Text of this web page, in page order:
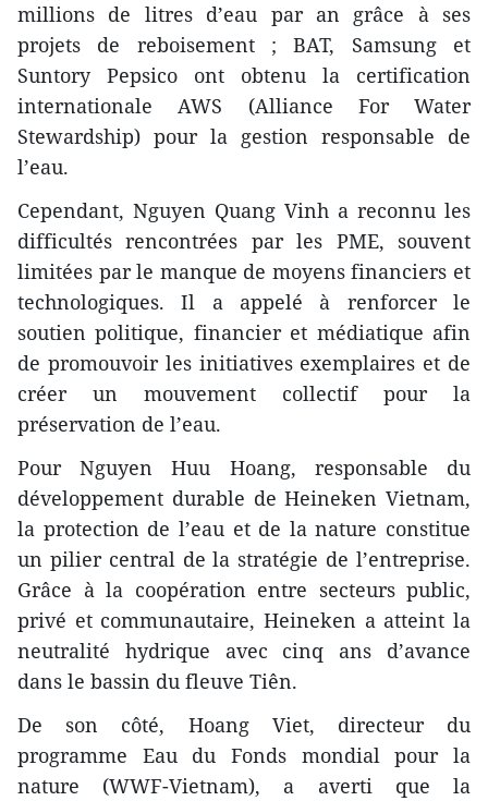
millions de litres d’eau par an grâce à ses
projets de reboisement ; BAT, Samsung et
Suntory Pepsico ont obtenu la certification
internationale AWS (Alliance For Water
Stewardship) pour la gestion responsable de
l’eau.
Cependant, Nguyen Quang Vinh a reconnu les
difficultés rencontrées par les PME, souvent
limitées par le manque de moyens financiers et
technologiques. Il a appelé à renforcer le
soutien politique, financier et médiatique afin
de promouvoir les initiatives exemplaires et de
créer un mouvement collectif pour la
préservation de l’eau.
Pour Nguyen Huu Hoang, responsable du
développement durable de Heineken Vietnam,
la protection de l’eau et de la nature constitue
un pilier central de la stratégie de l’entreprise.
Grâce à la coopération entre secteurs public,
privé et communautaire, Heineken a atteint la
neutralité hydrique avec cinq ans d’avance
dans le bassin du fleuve Tiên.
De son côté, Hoang Viet, directeur du
programme Eau du Fonds mondial pour la
nature (WWF-Vietnam), a averti que la